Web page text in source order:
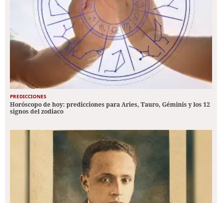
PREDICCIONES
Horóscopo de hoy: predicciones para Aries, Tauro, Géminis y los 12
signos del zodiaco